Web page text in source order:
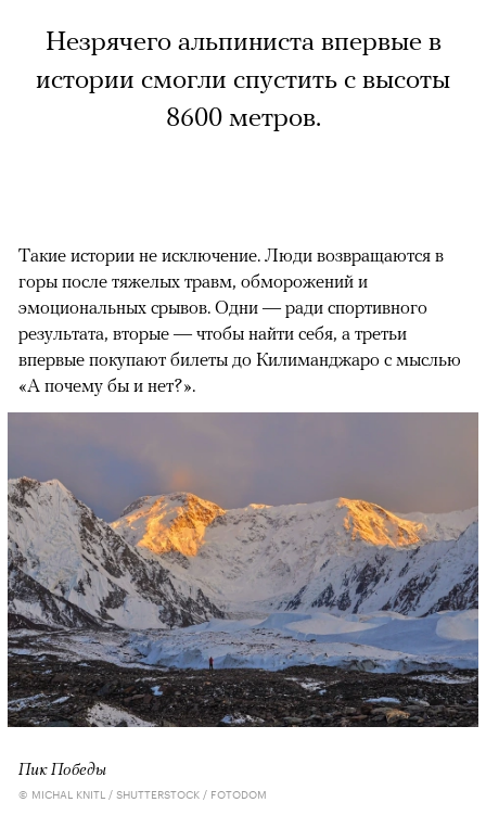
Незрячего альпиниста впервые в
истории смогли спустить с высоты
8600 метров.
Такие истории не исключение. Люди возвращаются в
горы после тяжелых травм, обморожений и
эмоциональных срывов. Одни — ради спортивного
результата, вторые — чтобы найти себя, а третьи
впервые покупают билеты до Килиманджаро с мыслью
«А почему бы и нет?».
Пик Победы
© MICHAL KNITL / SHUTTERSTOCK / FOTODOM